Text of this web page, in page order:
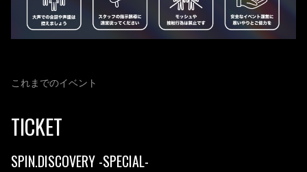
これまでのイベント
TICKET
SPIN.DISCOVERY -SPECIAL-